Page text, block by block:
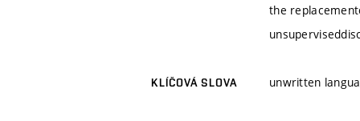
the
KLÍČOVÁ SLOVA unwritten